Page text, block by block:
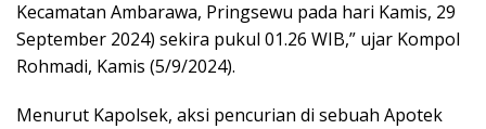
Kecamatan Ambarawa, Pringsewu pada hari Kamis, 29
September 2024) sekira pukul 01.26 WIB,” ujar Kompol
Rohmadi, Kamis (5/9/2024).
Menurut Kapolsek, aksi pencurian di sebuah Apotek